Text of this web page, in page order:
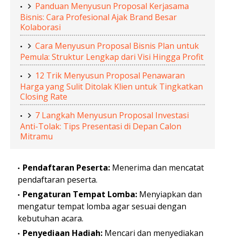
Panduan Menyusun Proposal Kerjasama
Bisnis: Cara Profesional Ajak Brand Besar
Kolaborasi
Cara Menyusun Proposal Bisnis Plan untuk
Pemula: Struktur Lengkap dari Visi Hingga Profit
12 Trik Menyusun Proposal Penawaran
Harga yang Sulit Ditolak Klien untuk Tingkatkan
Closing Rate
7 Langkah Menyusun Proposal Investasi
Anti-Tolak: Tips Presentasi di Depan Calon
Mitramu
Pendaftaran Peserta: Menerima dan mencatat
pendaftaran peserta.
Pengaturan Tempat Lomba: Menyiapkan dan
mengatur tempat lomba agar sesuai dengan
kebutuhan acara.
Penyediaan Hadiah: Mencari dan menyediakan